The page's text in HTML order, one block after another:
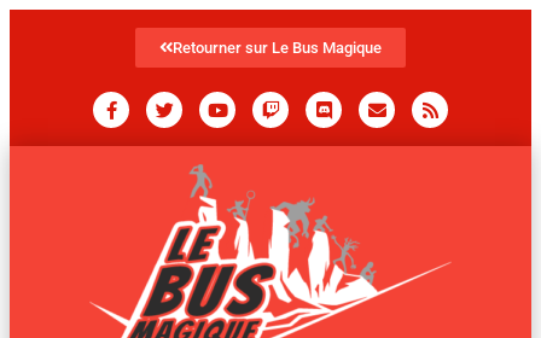
Retourner sur Le Bus Magique